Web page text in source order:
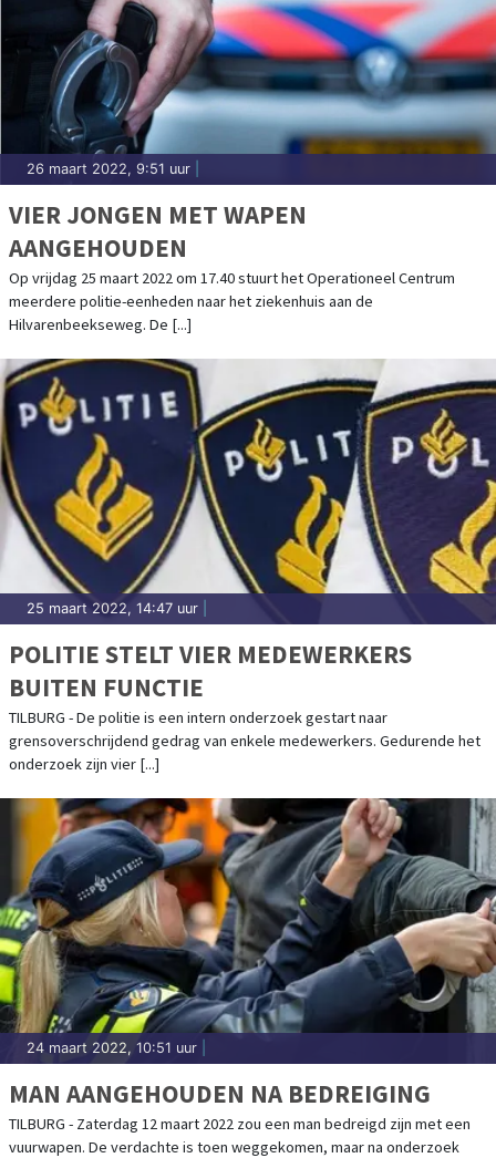
26 maart 2022, 9:51 uur
VIER JONGEN MET WAPEN
AANGEHOUDEN
Op vrijdag 25 maart 2022 om 17.40 stuurt het Operationeel Centrum
meerdere politie-eenheden naar het ziekenhuis aan de
Hilvarenbeekseweg. De [...]
25 maart 2022, 14:47 uur
POLITIE STELT VIER MEDEWERKERS
BUITEN FUNCTIE
TILBURG - De politie is een intern onderzoek gestart naar
grensoverschrijdend gedrag van enkele medewerkers. Gedurende het
onderzoek zijn vier [...]
24 maart 2022, 10:51 uur
MAN AANGEHOUDEN NA BEDREIGING
TILBURG - Zaterdag 12 maart 2022 zou een man bedreigd zijn met een
vuurwapen. De verdachte is toen weggekomen, maar na onderzoek